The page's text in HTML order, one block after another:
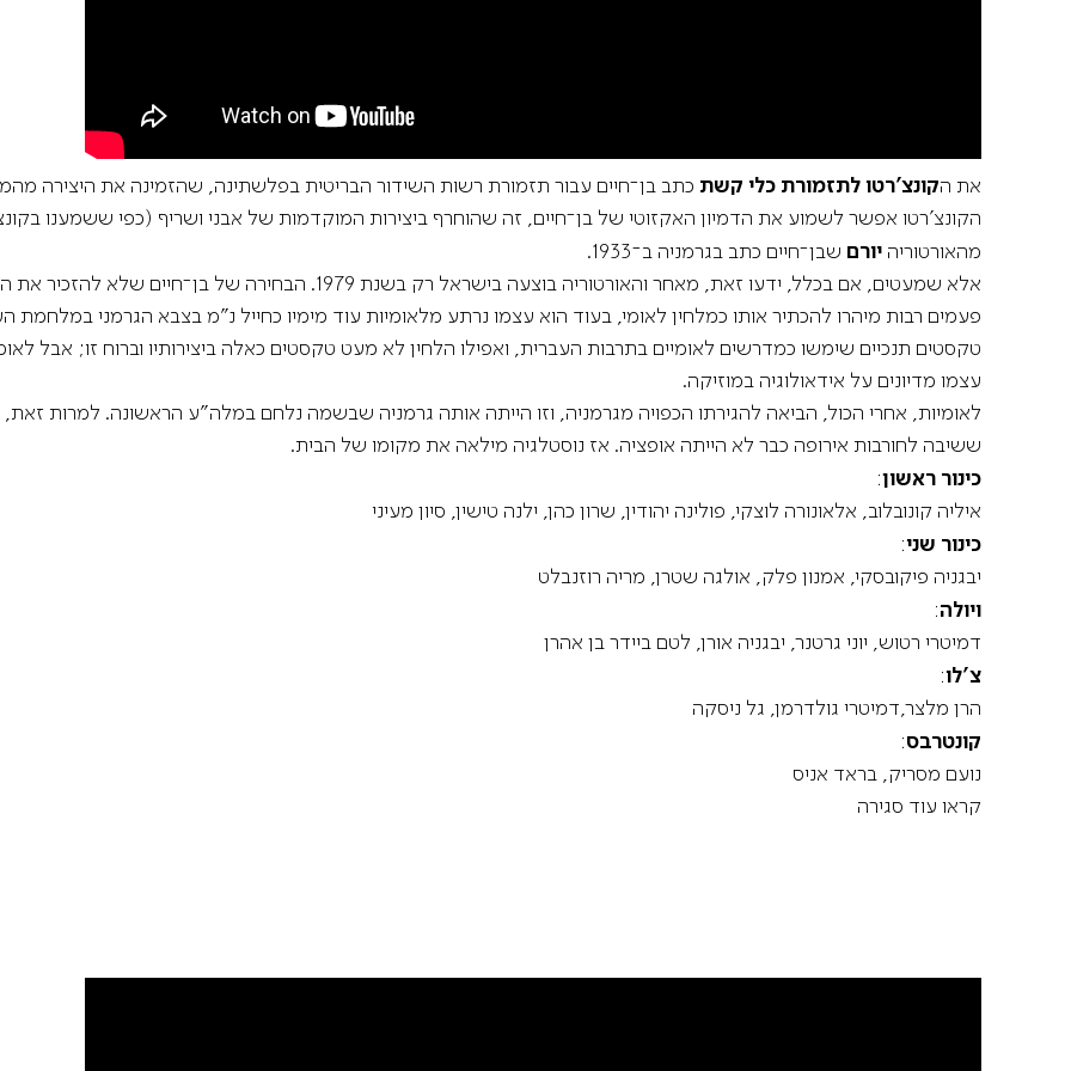
את הקונצ'רטו לתזמורת כלי קשת כתב בן־חיים עבור תזמורת רשות השידור הבריטית בפלשתינה, שהזמינה את היצירה
הקונצ'רטו אפשר לשמוע את הדמיון האקזוטי של בן־חיים, זה שהוחרף ביצירות המוקדמות של אבני ושריף (כפי ששמענו
מהאורטוריה יורם שבן־חיים כתב בגרמניה ב־1933.
אלא שמעטים, אם בכלל, ידעו זאת, מאחר והאורטוריה בוצעה בישראל רק
פעמים רבות מיהרו להכתיר אותו כמלחין לאומי, בעוד הוא עצמו נרתע מלאומיות עוד מימיו כחייל נ"מ בצבא הגרמני במלחמת
טקסטים תנכיים שימשו כמדרשים לאומיים בתרבות העברית, ואפילו הלחין לא מעט טקסטים כאלה ביצירותיו וברוח זו; אבל
עצמו מדיונים על אידאולוגיה במוזיקה.
לאומיות, אחרי הכול, הביאה להגירתו הכפויה מגרמניה, וזו הייתה אותה גרמניה שבשמה נלחם במלה"ע הראשונה. למרות
ששיבה לחורבות אירופה כבר לא הייתה אופציה. אז נוסטלגיה מילאה את מקומו של הבית.
כינור ראשון:
איליה קונובלוב, אלאונורה לוצקי, פולינה יהודין, שרון כהן, ילנה טישין, סיון מעיני
כינור שני:
יבגניה פיקובסקי, אמנון פלק, אולגה שטרן, מריה רוזנבלט
ויולה:
דמיטרי רטוש, יוני גרטנר, יבגניה אורן, לטם ביידר בן אהרן
צ'לו:
הרן מלצר,דמיטרי גולדרמן, גל ניסקה
קונטרבס:
נועם מסריק, בראד אניס
קראו עוד סגירה